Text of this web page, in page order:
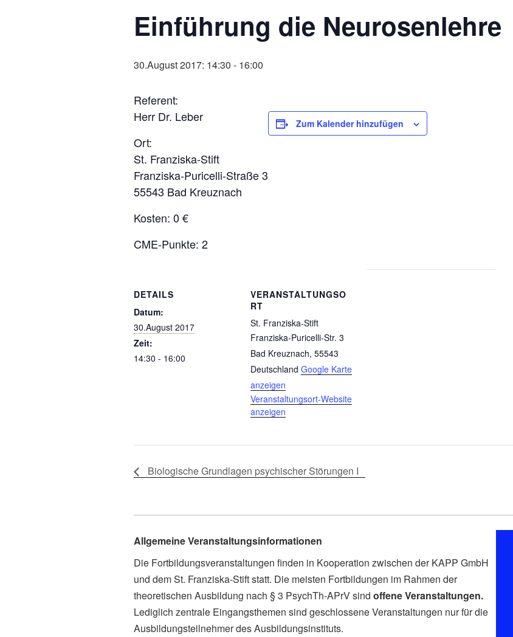
Einführung die Neurosenlehre
30.August 2017: 14:30 - 16:00
Referent:
Herr Dr. Leber
Ort:
St. Franziska-Stift
Franziska-Puricelli-Straße 3
55543 Bad Kreuznach
Kosten: 0 €
CME-Punkte: 2
Zum Kalender hinzufügen
DETAILS
Datum:
30.August 2017
Zeit:
14:30 - 16:00
VERANSTALTUNGSO
RT
St. Franziska-Stift
Franziska-Puricelli-Str. 3
Bad Kreuznach, 55543
Deutschland Google Karte
anzeigen
Veranstaltungsort-Website
anzeigen
Biologische Grundlagen psychischer Störungen I
Allgemeine Veranstaltungsinformationen
Die Fortbildungsveranstaltungen finden in Kooperation zwischen der KAPP GmbH
und dem St. Franziska-Stift statt. Die meisten Fortbildungen im Rahmen der
theoretischen Ausbildung nach § 3 PsychTh-APrV sind offene Veranstaltungen.
Lediglich zentrale Eingangsthemen sind geschlossene Veranstaltungen nur für die
Ausbildungsteilnehmer des Ausbildungsinstituts.